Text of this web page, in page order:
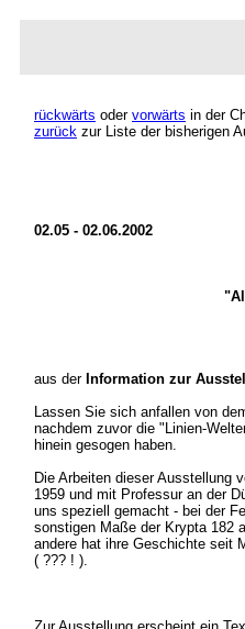
rückwärts oder vorwärts in der
zurück zur Liste der bisherigen
02.05 - 02.06.2002
aus der Information zur
Lassen Sie sich anfallen von
nachdem zuvor die "Linien-
hinein gesogen haben.
Die Arbeiten dieser Ausstellung
1959 und mit Professur an der
uns speziell gemacht - bei der
sonstigen Maße der Krypta 182
andere hat ihre Geschichte seit
( ??? ! ).